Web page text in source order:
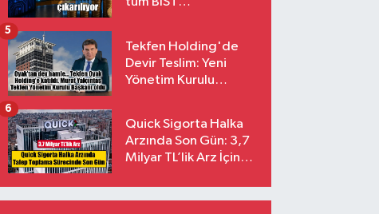
Tekfen Holding'de
Devir Teslim: Yeni
Yönetim Kurulu
5
Quick Sigorta Halka
Arzında Son Gün: 3,7
Milyar TL’lik Arz İçin
Eriyor
6